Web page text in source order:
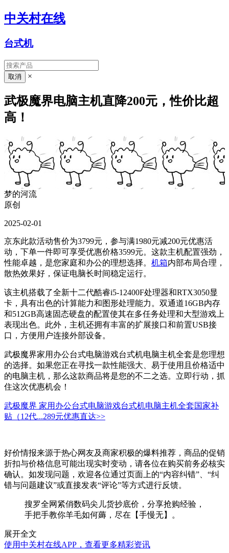
中关村在线
台式机
×
武极魔界电脑主机直降200元，性价比超
高！
梦的河流
原创
2025-02-01
京东此款活动售价为3799元，参与满1980元减200元优惠活
动，下单一件即可享受优惠价格3599元。这款主机配置强劲，
性能卓越，是您家庭和办公的理想选择。 机箱内部布局合理，
散热效果好，保证电脑长时间稳定运行。
该主机搭载了全新十二代酷睿i5-12400F处理器和RTX3050显
卡，具有出色的计算能力和图形处理能力。双通道16GB内存
和512GB高速固态硬盘的配置使其在多任务处理和大型游戏上
表现出色。此外，主机还拥有丰富的扩展接口和前置USB接
口，方便用户连接外部设备。
武极魔界家用办公台式电脑游戏台式机电脑主机全套是您理想
的选择。如果您正在寻找一款性能强大、易于使用且价格适中
的电脑主机，那么这款商品将是您的不二之选。立即行动，抓
住这次优惠机会！
武极魔界 家用办公台式电脑游戏台式机电脑主机全套国家补
贴（12代...289元优惠直达>>
好价情报来源于热心网友及商家积极的爆料推荐，商品的促销
折扣与价格信息可能出现实时变动，请各位在购买前务必核实
确认。如发现问题，欢迎各位通过页面上的“内容纠错”、“纠
错与问题建议”或直接发表“评论”等方式进行反馈。
搜罗全网紧俏数码尖儿货抄底价，分享抢购经验，
手把手教你羊毛如何薅，尽在【手慢无】。
展开全文
使用中关村在线APP，查看更多精彩资讯